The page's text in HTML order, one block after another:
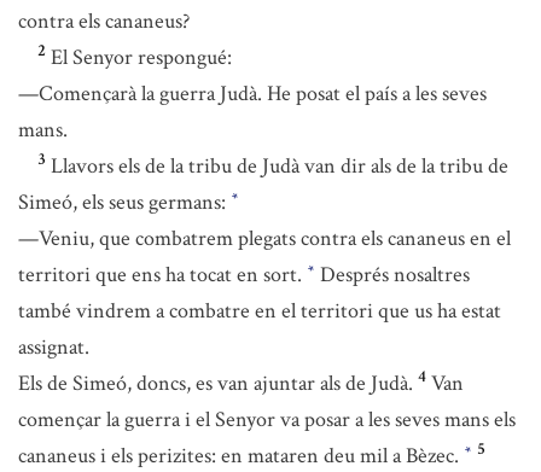
contra els cananeus?
2 El Senyor respongué:
—Començarà la guerra Judà. He posat el país a les seves
mans.
3 Llavors els de la tribu de Judà van dir als de la tribu de
Simeó, els seus germans: *
—Veniu, que combatrem plegats contra els cananeus en el
territori que ens ha tocat en sort. * Després nosaltres
també vindrem a combatre en el territori que us ha estat
assignat.
Els de Simeó, doncs, es van ajuntar als de Judà. 4 Van
començar la guerra i el Senyor va posar a les seves mans els
cananeus i els perizites: en mataren deu mil a Bèzec. * 5